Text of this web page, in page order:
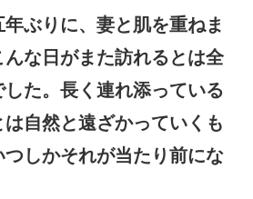
ぶりに、妻と肌を重ねま
んな日がまた訪れるとは全
した。長く連れ添っている
自然と遠ざかっていくも
しかそれが当たり前にな